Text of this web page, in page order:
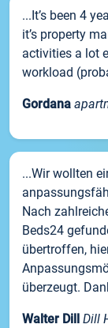
...It’s been 4
it’s property
activities a lot
workload
Gordana
...Wir wollten
Nach
Beds24
übertroffen,
überzeugt.
Walter Dill Dill